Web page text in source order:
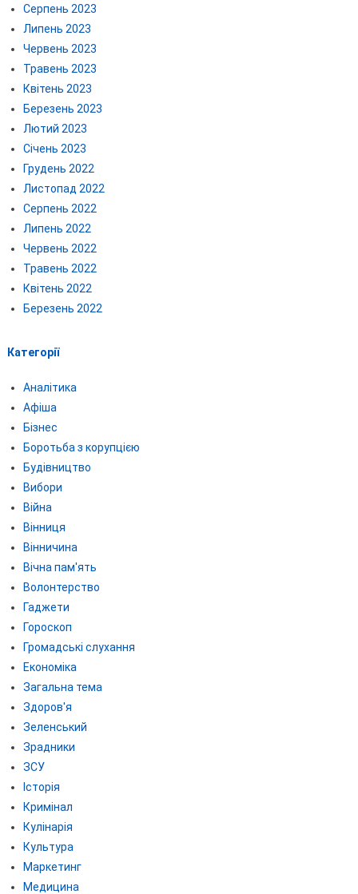
Серпень 2023
Липень 2023
Червень 2023
Травень 2023
Квітень 2023
Березень 2023
Лютий 2023
Січень 2023
Грудень 2022
Листопад 2022
Серпень 2022
Липень 2022
Червень 2022
Травень 2022
Квітень 2022
Березень 2022
Категорії
Аналітика
Афіша
Бізнес
Боротьба з корупцією
Будівництво
Вибори
Війна
Вінниця
Вінничина
Вічна пам'ять
Волонтерство
Гаджети
Гороскоп
Громадські слухання
Економіка
Загальна тема
Здоров'я
Зеленський
Зрадники
ЗСУ
Історія
Кримінал
Кулінарія
Культура
Маркетинг
Медицина